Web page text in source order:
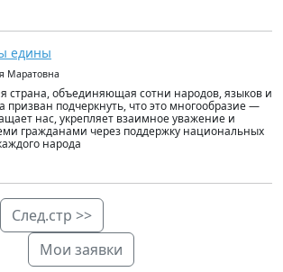
едины
Маратовна
страна, объединяющая сотни народов, языков и
призван подчеркнуть, что это многообразие —
нас, укрепляет взаимное уважение и
гражданами через поддержку национальных
народа
След.стр >>
Мои заявки